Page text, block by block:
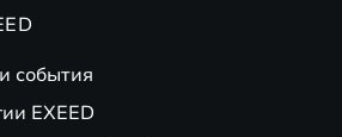
события
EXEED